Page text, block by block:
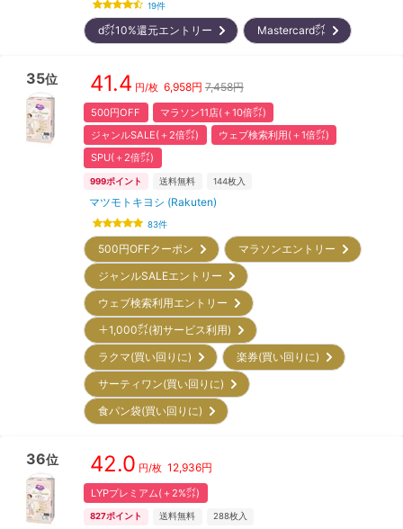
19件
d㌽10%還元エントリー Mastercard㌽
35位 41.4 円/枚 6,958円 7,458円
500円OFF
マラソン11店(＋10倍㌽)
ジャンルSALE(＋2倍㌽)
ウェブ検索利用(＋1倍㌽)
SPU(＋2倍㌽)
999ポイント 送料無料 144枚入
マツモトキヨシ (Rakuten)
83件
500円OFFクーポン
マラソンエントリー
ジャンルSALEエントリー
ウェブ検索利用エントリー
＋1,000㌽(初サービス利用)
ラクマ(買い回りに)
楽券(買い回りに)
サーティワン(買い回りに)
食パン袋(買い回りに)
36位 42.0 円/枚 12,936円
LYPプレミアム(＋2%㌽)
827ポイント 送料無料 288枚入